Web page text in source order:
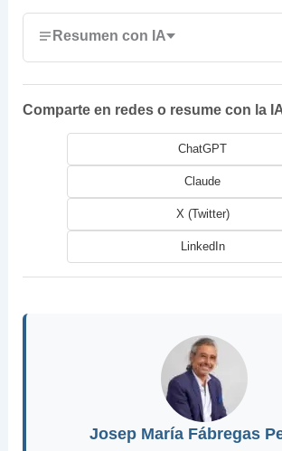
Resumen con IA
Comparte en redes o resume con la
ChatGPT
Claude
X (Twitter)
LinkedIn
Josep María Fábregas